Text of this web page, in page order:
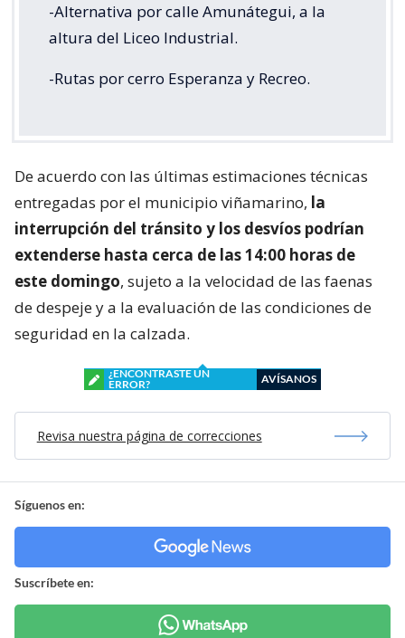
-Alternativa por calle Amunátegui, a la
altura del Liceo Industrial.
-Rutas por cerro Esperanza y Recreo.
De acuerdo con las últimas estimaciones técnicas
entregadas por el municipio viñamarino, la
interrupción del tránsito y los desvíos podrían
extenderse hasta cerca de las 14:00 horas de
este domingo, sujeto a la velocidad de las faenas
de despeje y a la evaluación de las condiciones de
seguridad en la calzada.
¿ENCONTRASTE UN
ERROR?
AVÍSANOS
Revisa nuestra página de correcciones
Síguenos en:
Suscríbete en: